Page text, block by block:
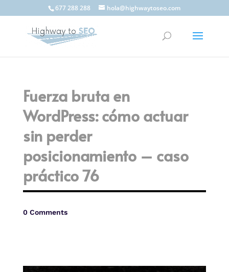
677 288 288 hola@highwaytoseo.com
Fuerza bruta en
WordPress: cómo actuar
sin perder
posicionamiento – caso
práctico 76
0 Comments